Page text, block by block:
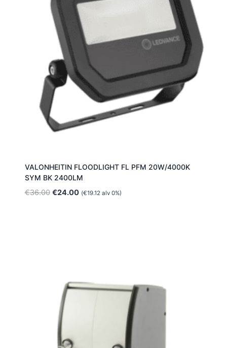
VALONHEITIN FLOODLIGHT FL PFM 20W/4000K
SYM BK 2400LM
€36.00 Alkuperäinen
€24.00Nykyinen
(€19.12alv 0%)